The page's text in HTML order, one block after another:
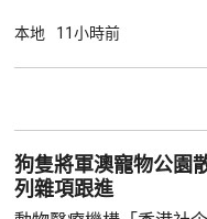
方面，上半年從內地持
本地 11小時前
狗隻將軍澳寵物公
列雜項跟進